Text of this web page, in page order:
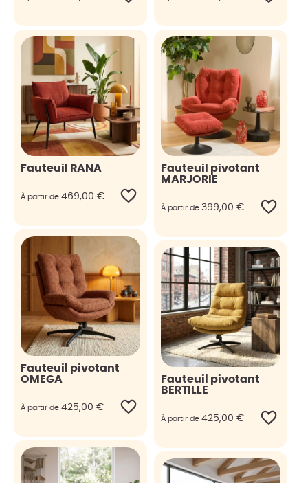
Fauteuil RANA
À partir de 469,00 €
Fauteuil pivotant
MARJORIE
À partir de 399,00 €
Fauteuil pivotant
OMEGA
À partir de 425,00 €
Fauteuil pivotant
BERTILLE
À partir de 425,00 €